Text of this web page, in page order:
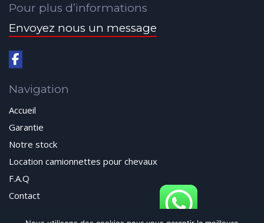
Pour plus d’informations
Envoyez nous un message
Navigation
Accueil
Garantie
Notre stock
Location camionnettes pour chevaux
F.A.Q
Contact